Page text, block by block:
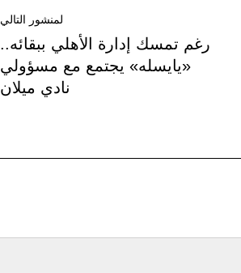
لمنشور التالي
لمنشور
التالي
رغم تمسك إدارة الأهلي ببقائه..
«يايسله» يجتمع مع مسؤولي
نادي ميلان